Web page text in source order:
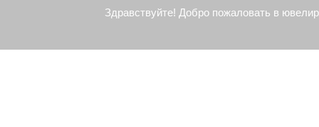
Здравствуйте! Добро пожаловать в